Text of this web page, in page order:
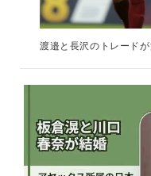
渡邉と長沢のトレード